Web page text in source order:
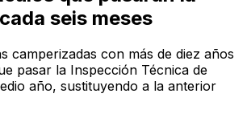
seis meses
camperizadas con más de diez años
pasar la Inspección Técnica de
año, sustituyendo a la anterior